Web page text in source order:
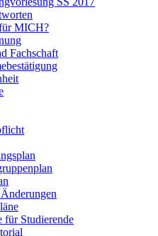
MICH?
Fachschaft
für Studierende